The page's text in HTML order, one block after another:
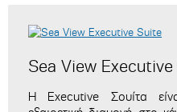
Sea View
Η Executive Σουίτα